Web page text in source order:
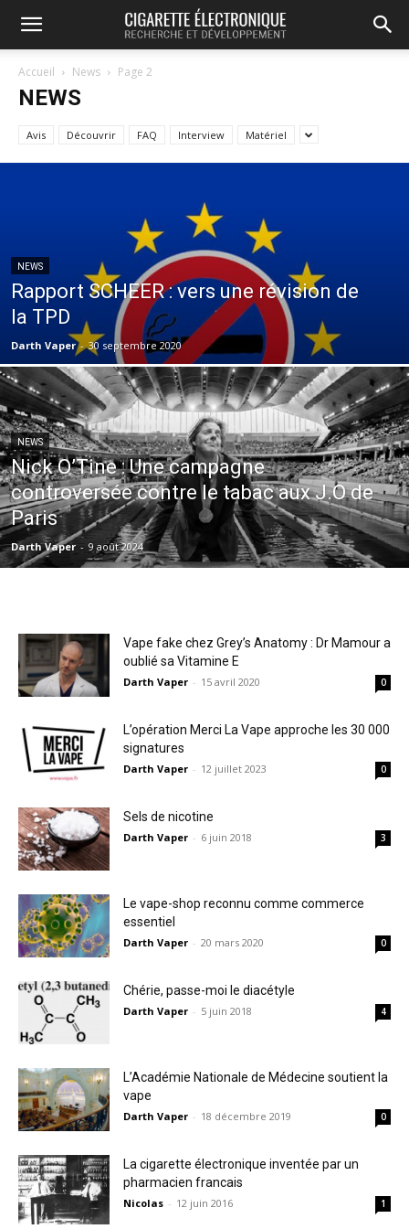
Accueil News Page 2
NEWS
Avis Découvrir FAQ Interview Matériel
NEWS
Rapport SCHEER : vers une révision de
la TPD
Darth Vaper - 30 septembre 2020
NEWS
Nick O’Tine : Une campagne
controversée contre le tabac aux J.O de
Paris
Darth Vaper - 9 août 2024
Vape fake chez Grey’s Anatomy : Dr Mamour a
oublié sa Vitamine E
Darth Vaper - 15 avril 2020 0
L’opération Merci La Vape approche les 30 000
signatures
Darth Vaper - 12 juillet 2023 0
Sels de nicotine
Darth Vaper - 6 juin 2018 3
Le vape-shop reconnu comme commerce
essentiel
Darth Vaper - 20 mars 2020 0
Chérie, passe-moi le diacétyle
Darth Vaper - 5 juin 2018 4
L’Académie Nationale de Médecine soutient la
vape
Darth Vaper - 18 décembre 2019 0
La cigarette électronique inventée par un
pharmacien francais
Nicolas - 12 juin 2016 1